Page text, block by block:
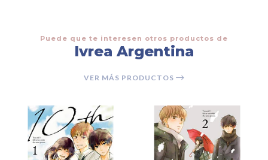
Puede que te interesen otros productos de
Ivrea Argentina
VER MÁS PRODUCTOS